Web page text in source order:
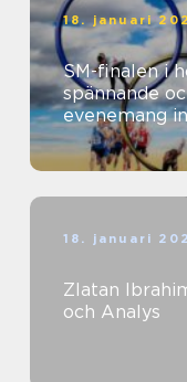
18. januari
SM-finalen i
spännande
evenemang
18. januari
Zlatan
och Analys